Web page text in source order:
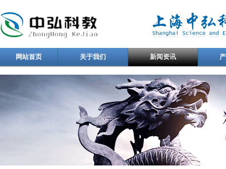
网站首页 关于我们 新闻资讯